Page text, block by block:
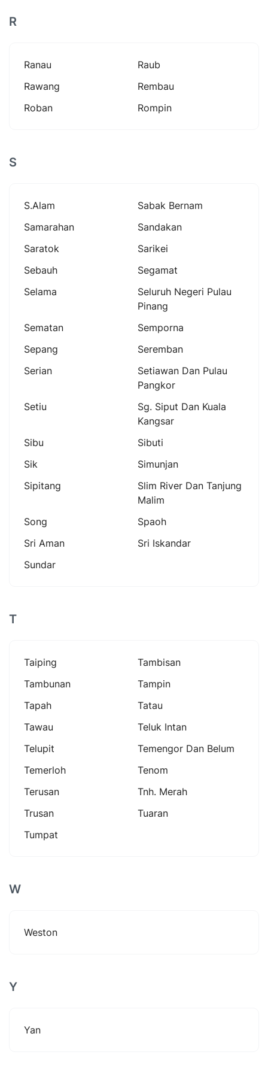
R
Ranau
Raub
Rawang
Rembau
Roban
Rompin
S
S.alam
Sabak Bernam
Samarahan
Sandakan
Saratok
Sarikei
Sebauh
Segamat
Selama
Seluruh Negeri Pulau
Pinang
Sematan
Semporna
Sepang
Seremban
Serian
Setiawan Dan Pulau
Pangkor
Setiu
Sg. Siput Dan Kuala
Kangsar
Sibu
Sibuti
Sik
Simunjan
Sipitang
Slim River Dan Tanjung
Malim
Song
Spaoh
Sri Aman
Sri Iskandar
Sundar
T
Taiping
Tambisan
Tambunan
Tampin
Tapah
Tatau
Tawau
Teluk Intan
Telupit
Temengor Dan Belum
Temerloh
Tenom
Terusan
Tnh. Merah
Trusan
Tuaran
Tumpat
W
Weston
Y
Yan